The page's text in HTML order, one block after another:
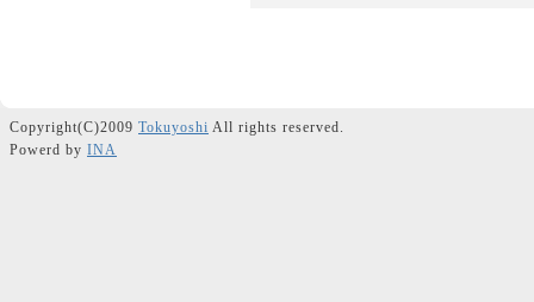
Copyright(C)2009 Tokuyoshi All rights reserved.
Powerd by INA